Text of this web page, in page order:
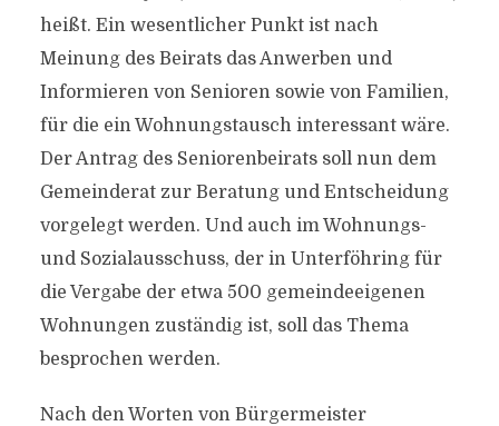
heißt. Ein wesentlicher Punkt ist nach
Meinung des Beirats das Anwerben und
Informieren von Senioren sowie von Familien,
für die ein Wohnungstausch interessant wäre.
Der Antrag des Seniorenbeirats soll nun dem
Gemeinderat zur Beratung und Entscheidung
vorgelegt werden. Und auch im Wohnungs-
und Sozialausschuss, der in Unterföhring für
die Vergabe der etwa 500 gemeindeeigenen
Wohnungen zuständig ist, soll das Thema
besprochen werden.
Nach den Worten von Bürgermeister